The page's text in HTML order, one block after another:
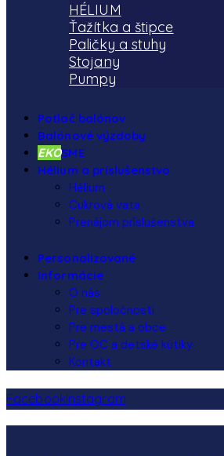
HÉLIUM
Ťažítka a štipce
Paličky a stuhy
Stojany
Pumpy
Potlač balónov
Balónové výzdoby
EKOSME
Hélium a príslušenstvo
Hélium
Cukrová vata
Prenájom príslušenstva
Personalizované
Informácie
O nás
Pre spoločnosti
Pre mestá a obce
Pre OC a detské kútiky
Kontakt
FacebookInstagram